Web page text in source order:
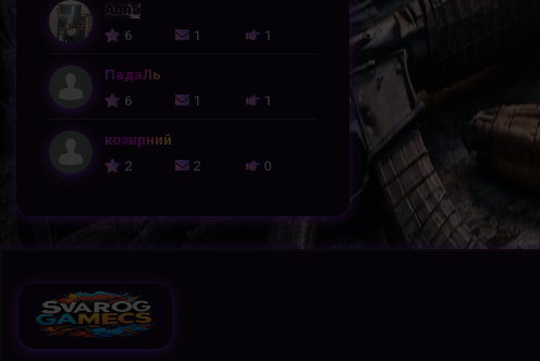
Anna
6
1 1
ПадаЛь
6
1 1
козирний
2
2 0